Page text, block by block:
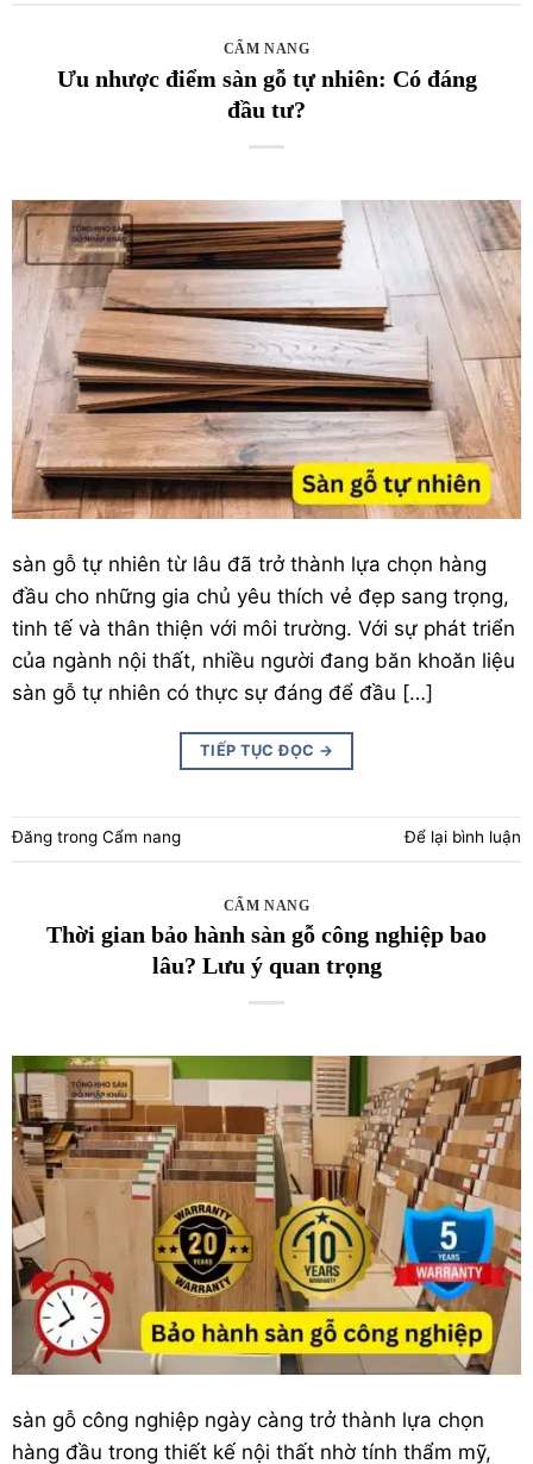
CẨM NANG
Ưu nhược điểm sàn gỗ tự nhiên: Có đáng
đầu tư?
sàn gỗ tự nhiên từ lâu đã trở thành lựa chọn hàng
đầu cho những gia chủ yêu thích vẻ đẹp sang trọng,
tinh tế và thân thiện với môi trường. Với sự phát triển
của ngành nội thất, nhiều người đang băn khoăn liệu
sàn gỗ tự nhiên có thực sự đáng để đầu […]
TIẾP TỤC ĐỌC →
Đăng trong Cẩm nang Để lại bình luận
CẨM NANG
Thời gian bảo hành sàn gỗ công nghiệp bao
lâu? Lưu ý quan trọng
sàn gỗ công nghiệp ngày càng trở thành lựa chọn
hàng đầu trong thiết kế nội thất nhờ tính thẩm mỹ,